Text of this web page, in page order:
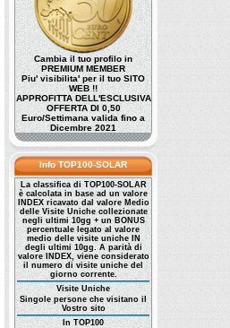
Cambia il tuo profilo in
PREMIUM MEMBER
Piu' visibilita' per il tuo SITO
WEB !!
APPROFITTA DELL'ESCLUSIVA
OFFERTA DI 0,50
Euro/Settimana valida fino a
Dicembre 2021
Info TOP100-SOLAR
La classifica di TOP100-SOLAR
è calcolata in base ad un valore
INDEX ricavato dal valore Medio
delle Visite Uniche collezionate
negli ultimi 10gg + un BONUS
percentuale legato al valore
medio delle visite uniche IN
degli ultimi 10gg. A parità di
valore INDEX, viene considerato
il numero di visite uniche del
giorno corrente.
Visite Uniche
Singole persone che visitano il
Vostro sito
In TOP100